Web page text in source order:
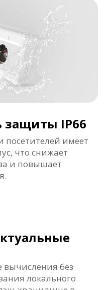
защиты IP66
посетителей имеет
что снижает
и повышает
без
локального